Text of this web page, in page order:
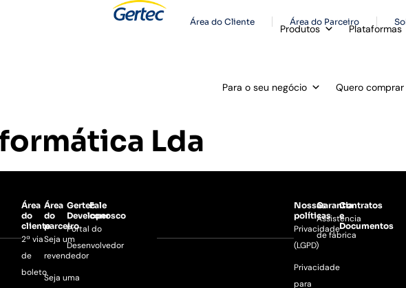
Área do Cliente Área do Parceiro
Produtos Plataformas
Para o seu negócio Quero comprar
Lda
Área
do
cliente
2ª via
de
boleto
Área
do
parceiro
Seja um
revendedor
Seja uma
Gertec
Developer
Portal do
Desenvolvedor
Fale
conosco
Nossas
políticas
Privacidade
(LGPD)
Privacidade
para
Garantia
Assistência
de fábrica
Contratos
e
Documentos